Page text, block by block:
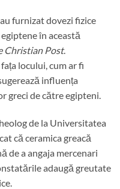
furnizat dovezi fizice
în această
Christian Post.
locului, cum ar fi
influența
greci de către egipteni.
de la Universitatea
că ceramica greacă
de a angaja mercenari
adaugă greutate